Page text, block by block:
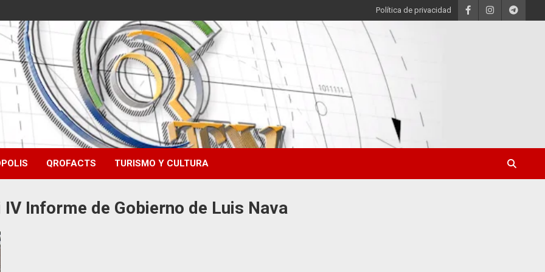
Política de privacidad
QROFACTS TURISMO Y CULTURA
Informe de Gobierno de Luis Nava